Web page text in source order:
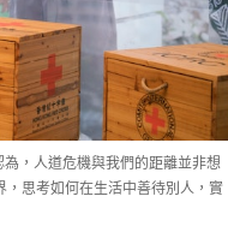
，人道危機與我們的距離並非想
思考如何在生活中善待別人，實